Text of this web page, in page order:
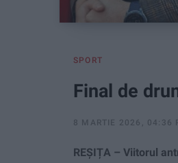
SPORT
Final de
8 MARTIE 2026, 04:36
REȘIȚA – Viitorul